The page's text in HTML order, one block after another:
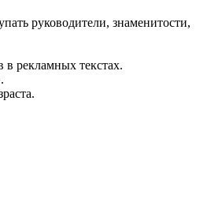
руководители, знаменитости,
рекламных текстах.